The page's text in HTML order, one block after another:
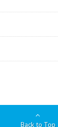
Back to Top